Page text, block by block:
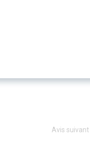
Avis suivant